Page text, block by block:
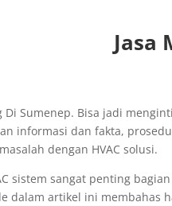
Jasa
Di Sumenep. Bisa jadi
informasi dan fakta,
dengan HVAC solusi.
sistem sangat penting
dalam artikel ini membahas